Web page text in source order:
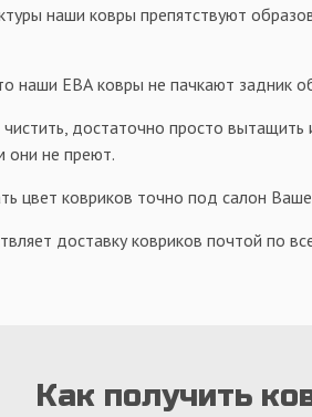
наши ковры препятствуют
наши ЕВА ковры не пачкают задник
чистить, достаточно просто
они не преют.
цвет ковриков точно под салон
доставку ковриков почтой по
Как получить